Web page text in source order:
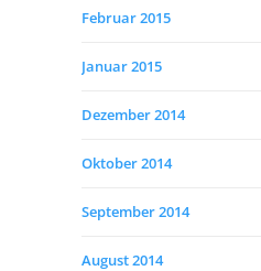
Februar 2015
Januar 2015
Dezember 2014
Oktober 2014
September 2014
August 2014